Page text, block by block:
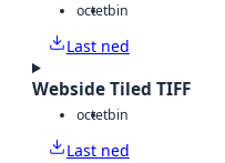
octetbin
Last ned
Webside Tiled TIFF
octetbin
Last ned